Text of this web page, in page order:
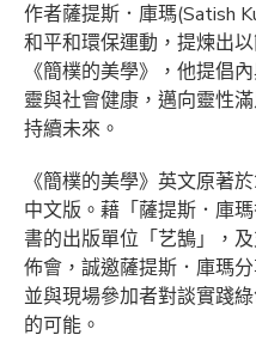
作者薩提斯．庫瑪(Satish
和平和環保運動，提煉出
《簡樸的美學》，他提倡
靈與社會健康，邁向靈性
持續未來。
《簡樸的美學》英文原著
中文版。藉「薩提斯．庫
書的出版單位「艺鵠」，
佈會，誠邀薩提斯．庫瑪
並與現場參加者對談實踐
的可能。